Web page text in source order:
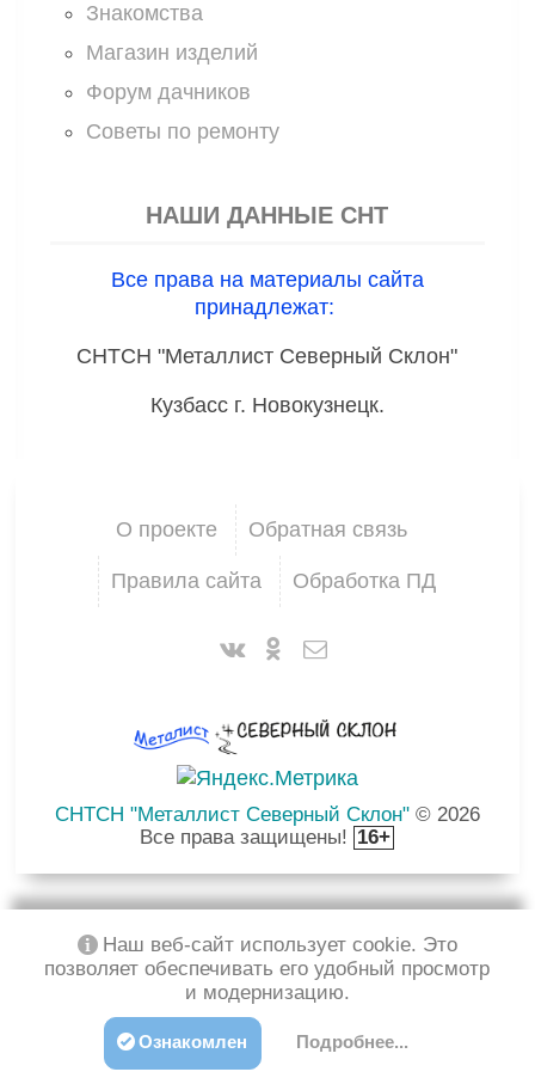
Знакомства
Магазин изделий
Форум дачников
Советы по ремонту
НАШИ ДАННЫЕ СНТ
Все права на материалы сайта
принадлежат:
СНТСН "Металлист Северный Склон"
Кузбасс г. Новокузнецк.
О проекте Обратная связь
Правила сайта Обработка ПД
СНТСН "Металлист Северный Склон"© 2026
Все права защищены! 16+
Наш веб-сайт использует cookie. Это
позволяет обеспечивать его удобный просмотр
и модернизацию.
Ознакомлен Подробнее...